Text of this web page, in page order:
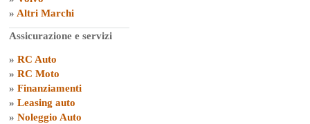
» Altri Marchi
Assicurazione e servizi
» RC Auto
» RC Moto
» Finanziamenti
» Leasing auto
» Noleggio Auto